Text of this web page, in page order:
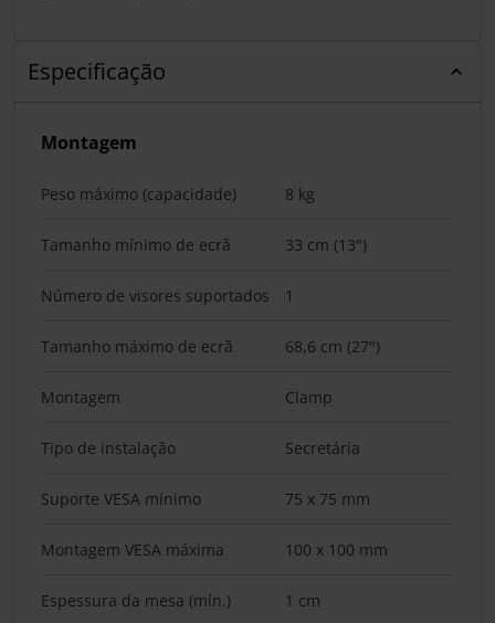
Especificação
Montagem
Peso máximo (capacidade) 8 kg
Tamanho mínimo de ecrã 33 cm (13")
Número de visores suportados 1
Tamanho máximo de ecrã 68,6 cm (27")
Montagem Clamp
Tipo de instalação Secretária
Suporte VESA mínimo 75 x 75 mm
Montagem VESA máxima 100 x 100 mm
Espessura da mesa (mín.) 1 cm